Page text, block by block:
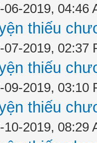
06-2019, 04:46
thiếu
07-2019, 02:37
thiếu
09-2019, 03:10
thiếu
10-2019, 08:29